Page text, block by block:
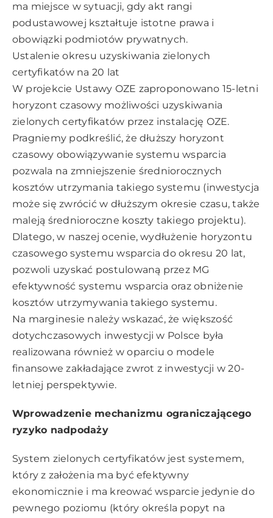
ma miejsce w sytuacji, gdy akt rangi
podustawowej kształtuje istotne prawa i
obowiązki podmiotów prywatnych.
Ustalenie okresu uzyskiwania zielonych
certyfikatów na 20 lat
W projekcie Ustawy OZE zaproponowano 15-letni
horyzont czasowy możliwości uzyskiwania
zielonych certyfikatów przez instalację OZE.
Pragniemy podkreślić, że dłuższy horyzont
czasowy obowiązywanie systemu wsparcia
pozwala na zmniejszenie średniorocznych
kosztów utrzymania takiego systemu (inwestycja
może się zwrócić w dłuższym okresie czasu, także
maleją średnioroczne koszty takiego projektu).
Dlatego, w naszej ocenie, wydłużenie horyzontu
czasowego systemu wsparcia do okresu 20 lat,
pozwoli uzyskać postulowaną przez MG
efektywność systemu wsparcia oraz obniżenie
kosztów utrzymywania takiego systemu.
Na marginesie należy wskazać, że większość
dotychczasowych inwestycji w Polsce była
realizowana również w oparciu o modele
finansowe zakładające zwrot z inwestycji w 20-
letniej perspektywie.
Wprowadzenie mechanizmu ograniczającego
ryzyko nadpodaży
System zielonych certyfikatów jest systemem,
który z założenia ma być efektywny
ekonomicznie i ma kreować wsparcie jedynie do
pewnego poziomu (który określa popyt na